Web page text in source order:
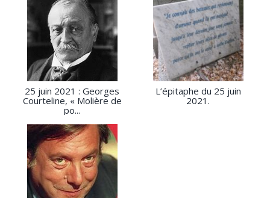
25 juin 2021 : Georges
Courteline, « Molière de
po...
L’épitaphe du 25 juin
2021.